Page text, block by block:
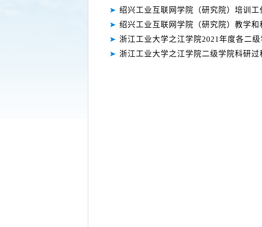
绍兴工业互联网学院（研究院）培训工
绍兴工业互联网学院（研究院）教学和
浙江工业大学之江学院2021年度各二
浙江工业大学之江学院二级学院科研